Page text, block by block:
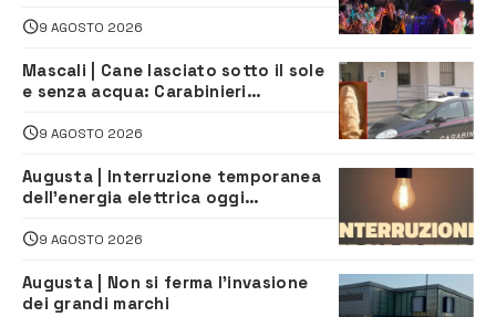
9 AGOSTO 2026
Mascali | Cane lasciato sotto il sole
e senza acqua: Carabinieri
9 AGOSTO 2026
Augusta | Interruzione temporanea
dell’energia elettrica oggi
lavori
9 AGOSTO 2026
Augusta | Non si ferma l’invasione
dei grandi marchi